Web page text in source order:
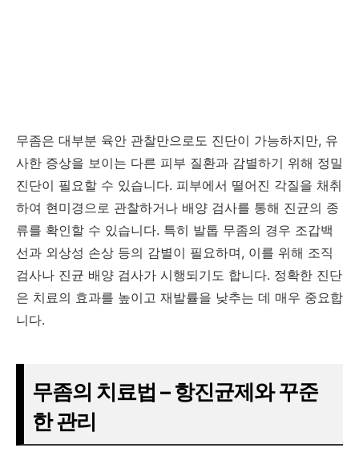
무좀은 대부분 육안 관찰만으로도 진단이 가능하지만, 유
사한 증상을 보이는 다른 피부 질환과 감별하기 위해 정밀
진단이 필요할 수 있습니다. 피부에서 떨어진 각질을 채취
하여 현미경으로 관찰하거나 배양 검사를 통해 진균의 종
류를 확인할 수 있습니다. 특히 발톱 무좀의 경우 조갑백
선과 외상성 손상 등의 감별이 필요하며, 이를 위해 조직
검사나 진균 배양 검사가 시행되기도 합니다. 정확한 진단
은 치료의 효과를 높이고 재발률을 낮추는 데 매우 중요합
니다.
무좀의 치료법 – 항진균제와 꾸준
한 관리